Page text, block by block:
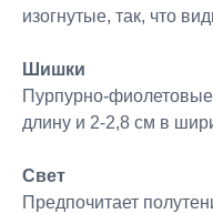
изогнутые, так, что
Шишки
Пурпурно-
длину и 2-2,8 см в
Свет
Предпочитает